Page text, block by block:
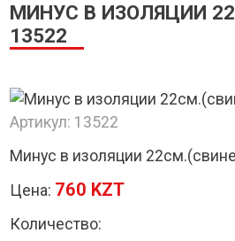
МИНУС В ИЗОЛЯЦИИ
13522
Артикул: 13522
Минус в изоляции
Цена: 760 KZT
Количество: